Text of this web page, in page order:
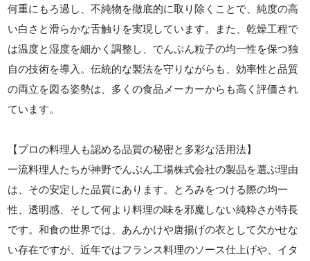
何重にもろ過し、不純物を徹底的に取り除くことで、純度の高
い白さと滑らかな舌触りを実現しています。また、乾燥工程で
は温度と湿度を細かく調整し、でんぷん粒子の均一性を保つ独
自の技術を導入。伝統的な製法を守りながらも、効率性と品質
の両立を図る姿勢は、多くの食品メーカーからも高く評価され
ています。
【プロの料理人も認める品質の秘密と多彩な活用法】
一流料理人たちが神野でんぷん工場株式会社の製品を選ぶ理由
は、その安定した品質にあります。とろみをつける際の均一
性、透明感、そして何より料理の味を邪魔しない純粋さが特長
です。和食の世界では、あんかけや唐揚げの衣として欠かせな
い存在ですが、近年ではフランス料理のソース仕上げや、イタ